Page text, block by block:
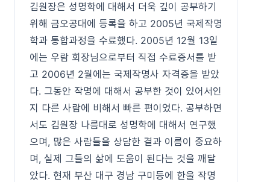
김원장은 성명학에 대해서 더욱 깊이 공부하기
위해 금오공대에 등록을 하고 2005년 국제작명
학과 통합과정을 수료했다. 2005년 12월 13일
에는 우람 회장님으로부터 직접 수료증서를 받
고 2006년 2월에는 국제작명사 자격증을 받았
다. 그동안 작명에 대해서 공부한 것이 있어서인
지 다른 사람에 비해서 빠른 편이었다. 공부하면
서도 김원장 나름대로 성명학에 대해서 연구했
으며, 많은 사람들을 상담한 결과 이름이 중요하
며, 실제 그들의 삶에 도움이 된다는 것을 깨달
았다. 현재 부산 대구 경남 구미등에 한울 작명